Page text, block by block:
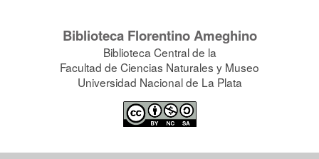
Biblioteca Florentino Ameghino
Biblioteca Central de la
Facultad de Ciencias Naturales y Museo
Universidad Nacional de La Plata